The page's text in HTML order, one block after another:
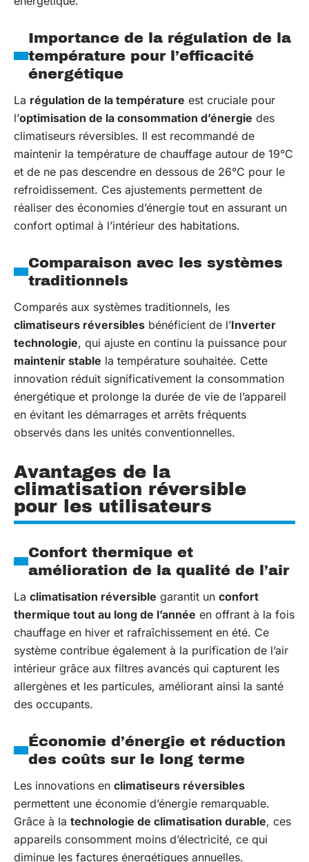
Importance de la régulation de la
température pour l’efficacité
énergétique
La régulation de la température est cruciale pour
l’optimisation de la consommation d’énergie des
climatiseurs réversibles. Il est recommandé de
maintenir la température de chauffage autour de 19°C
et de ne pas descendre en dessous de 26°C pour le
refroidissement. Ces ajustements permettent de
réaliser des économies d’énergie tout en assurant un
confort optimal à l’intérieur des habitations.
Comparaison avec les systèmes
traditionnels
Comparés aux systèmes traditionnels, les
climatiseurs réversibles bénéficient de l’Inverter
technologie, qui ajuste en continu la puissance pour
maintenir stable la température souhaitée. Cette
innovation réduit significativement la consommation
énergétique et prolonge la durée de vie de l’appareil
en évitant les démarrages et arrêts fréquents
observés dans les unités conventionnelles.
Avantages de la
climatisation réversible
pour les utilisateurs
Confort thermique et
amélioration de la qualité de l’air
La climatisation réversible garantit un confort
thermique tout au long de l’année en offrant à la fois
chauffage en hiver et rafraîchissement en été. Ce
système contribue également à la purification de l’air
intérieur grâce aux filtres avancés qui capturent les
allergènes et les particules, améliorant ainsi la santé
des occupants.
Économie d’énergie et réduction
des coûts sur le long terme
Les innovations en climatiseurs réversibles
permettent une économie d’énergie remarquable.
Grâce à la technologie de climatisation durable, ces
appareils consomment moins d’électricité, ce qui
diminue les factures énergétiques annuelles.